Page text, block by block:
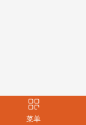
菜单